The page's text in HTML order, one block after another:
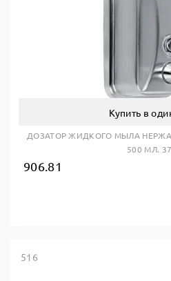
Купить в
ДОЗАТОР ЖИДКОГО МЫЛА
500 МЛ.
906.81
516